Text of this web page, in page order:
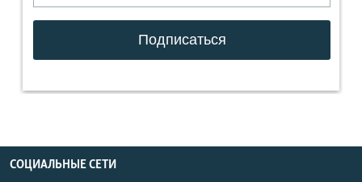
СОЦИАЛЬНЫЕ СЕТИ